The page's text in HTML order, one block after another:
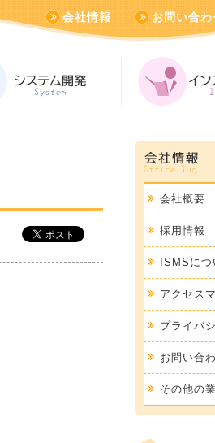
会社情報 お問い合わ
会社概要
採用情報
ISMSにつ
アクセス
プライバ
お問い合
その他の